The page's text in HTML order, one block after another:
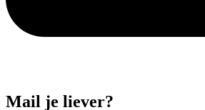
Mail je liever?